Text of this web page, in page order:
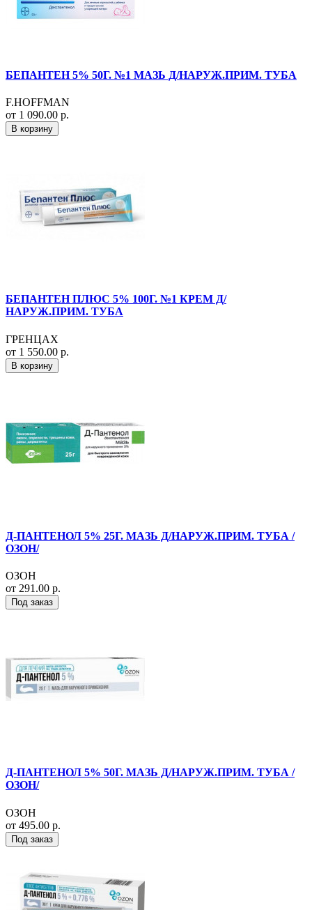
БЕПАНТЕН 5% 50Г. №1 МАЗЬ Д/НАРУЖ.ПРИМ. ТУБА
F.HOFFMAN
от 1 090.00 р.
В корзину
БЕПАНТЕН ПЛЮС 5% 100Г. №1 КРЕМ Д/
НАРУЖ.ПРИМ. ТУБА
ГРЕНЦАХ
от 1 550.00 р.
В корзину
Д-ПАНТЕНОЛ 5% 25Г. МАЗЬ Д/НАРУЖ.ПРИМ. ТУБА /
ОЗОН/
ОЗОН
от 291.00 р.
Под заказ
Д-ПАНТЕНОЛ 5% 50Г. МАЗЬ Д/НАРУЖ.ПРИМ. ТУБА /
ОЗОН/
ОЗОН
от 495.00 р.
Под заказ